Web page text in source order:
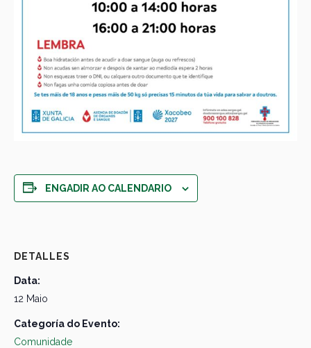
ENGADIR AO CALENDARIO
DETALLES
Data:
12 Maio
Categoría do Evento:
Comunidade